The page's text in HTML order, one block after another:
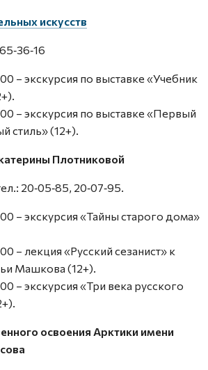
искусств
– экскурсия по выставке «Учебник
– экскурсия по выставке «Первый
стиль» (12+).
Плотниковой
20‑05‑85, 20‑07‑95.
– экскурсия «Тайны старого дома»
– лекция «Русский сезанист» к
Машкова (12+).
– экскурсия «Три века русского
освоения Арктики имени